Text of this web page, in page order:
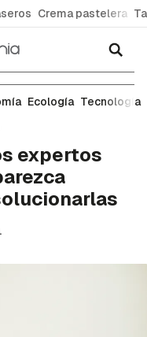
Crema pastelera
Ecología Tecnología
expertos